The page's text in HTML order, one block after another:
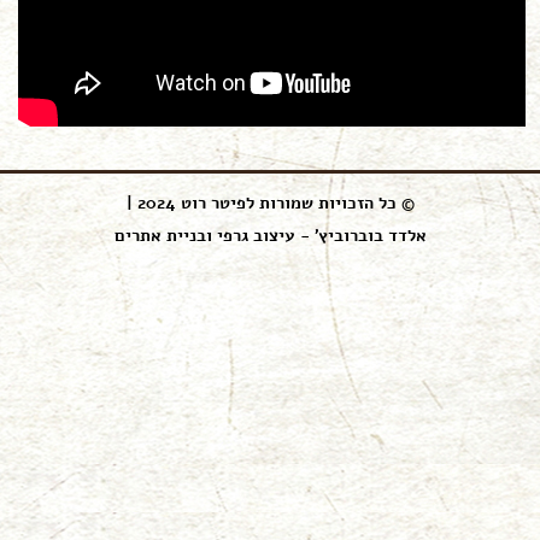
© כל הזכויות שמורות לפיטר רוט 2024 |
אלדד בוברוביץ' - עיצוב גרפי ובניית אתרים